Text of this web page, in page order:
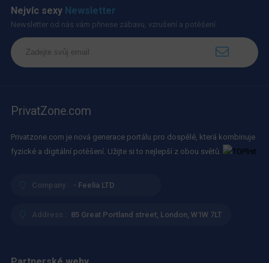
Nejvíc sexy Newsletter
Newsletter od nás vám přinese zábavu, vzrušení a potěšení.
PrivatZone.com
Privatzone.com je nová generace portálu pro dospělé, která kombinuje
fyzické a digitální potěšení. Užijte si to nejlepší z obou světů.
Company : - Feelia LTD
Address : 85 Great Portland street, London, W1W 7LT